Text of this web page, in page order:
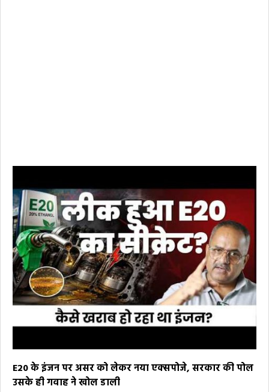
E20 के इंजन पर असर को लेकर नया एक्सपोजे, सरकार की पोल
उसके ही गवाह ने खोल डाली